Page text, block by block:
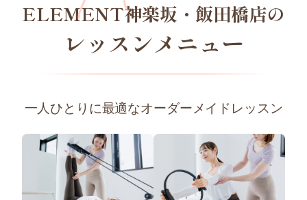
ELEMENT神楽坂・飯田橋店の
レッスンメニュー
一人ひとりに最適なオーダーメイドレッスン